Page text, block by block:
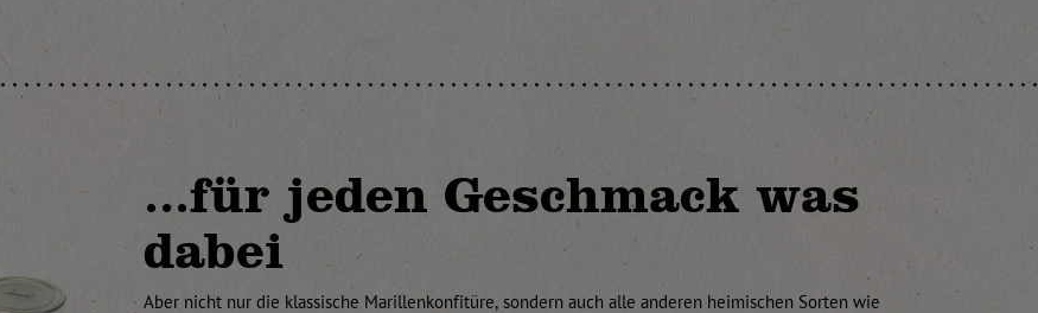
...für jeden Geschmack was
dabei
Aber nicht nur die klassische Marillenkonfitüre, sondern auch alle anderen heimischen Sorten wie